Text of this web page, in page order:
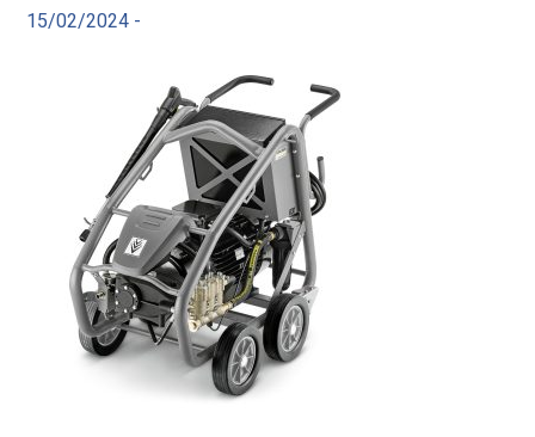
15/02/2024 -